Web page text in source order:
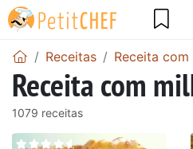
Receitas Receita com
Receita com
1079 receitas